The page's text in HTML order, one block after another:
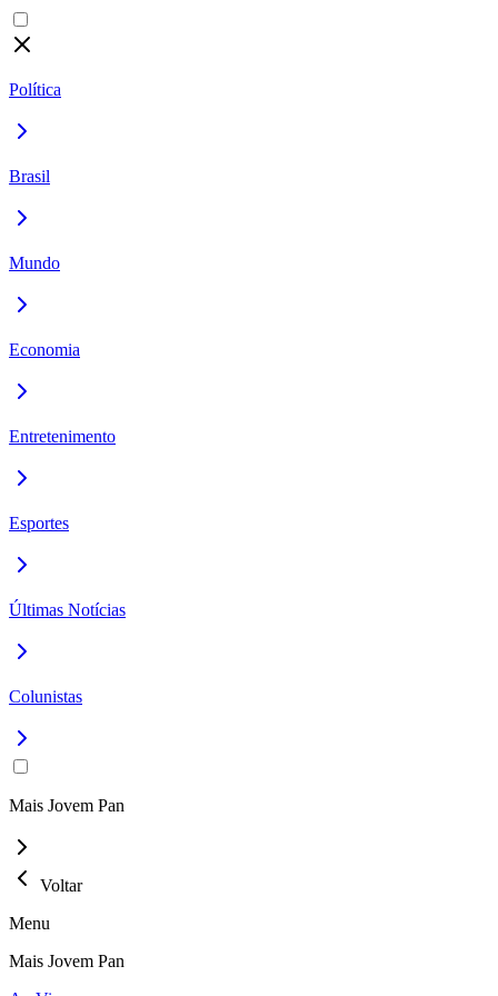
Política
Brasil
Mundo
Economia
Entretenimento
Esportes
Últimas Notícias
Colunistas
Mais Jovem Pan
Voltar
Menu
Mais Jovem Pan